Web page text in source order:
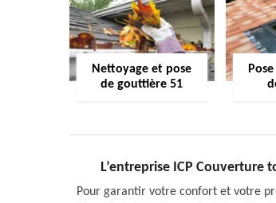
Nettoyage et pose
de gouttière 51
L’entreprise ICP
Pour garantir votre confort et votre